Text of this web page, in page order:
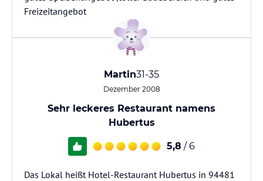
Freizeitangebot
Martin31-35
Dezember 2008
Sehr leckeres Restaurant namens
Hubertus
5,8 / 6
Das Lokal heißt Hotel-Restaurant Hubertus in 94481